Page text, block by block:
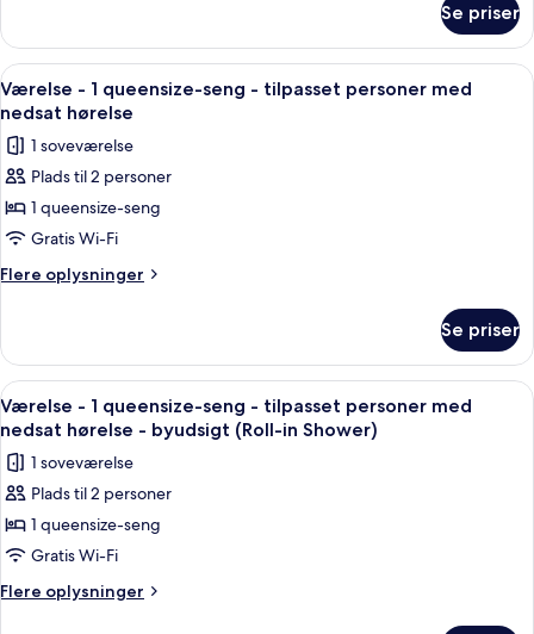
tilpasset
personer
med
nedsat
hørelse
-
byudsigt
-
queensize-
seng
tilpasset
personer
nedsat
hørelse
byudsigt
Se priser
Indlæs
alle
billeder
af
Værelse
-
1
queensize-
tilpasset
personer
med
nedsat
hørelse
Et værelse med murstensvæg, seng
2
Værelse - 1 queensize-seng - tilpasset personer med
nedsat hørelse
1 soveværelse
Plads til 2 personer
1 queensize-seng
Gratis Wi-Fi
Flere oplysninger
Flere
-
queensize-
seng
tilpasset
personer
nedsat
hørelse
Se priser
Indlæs
alle
billeder
af
Værelse
-
1
queensize-
Et hotelværelse med en seng, et
3
Værelse - 1 queensize-seng - tilpasset personer med
nedsat hørelse - byudsigt (Roll-in Shower)
1 soveværelse
Plads til 2 personer
1 queensize-seng
Gratis Wi-Fi
Flere oplysninger
Flere